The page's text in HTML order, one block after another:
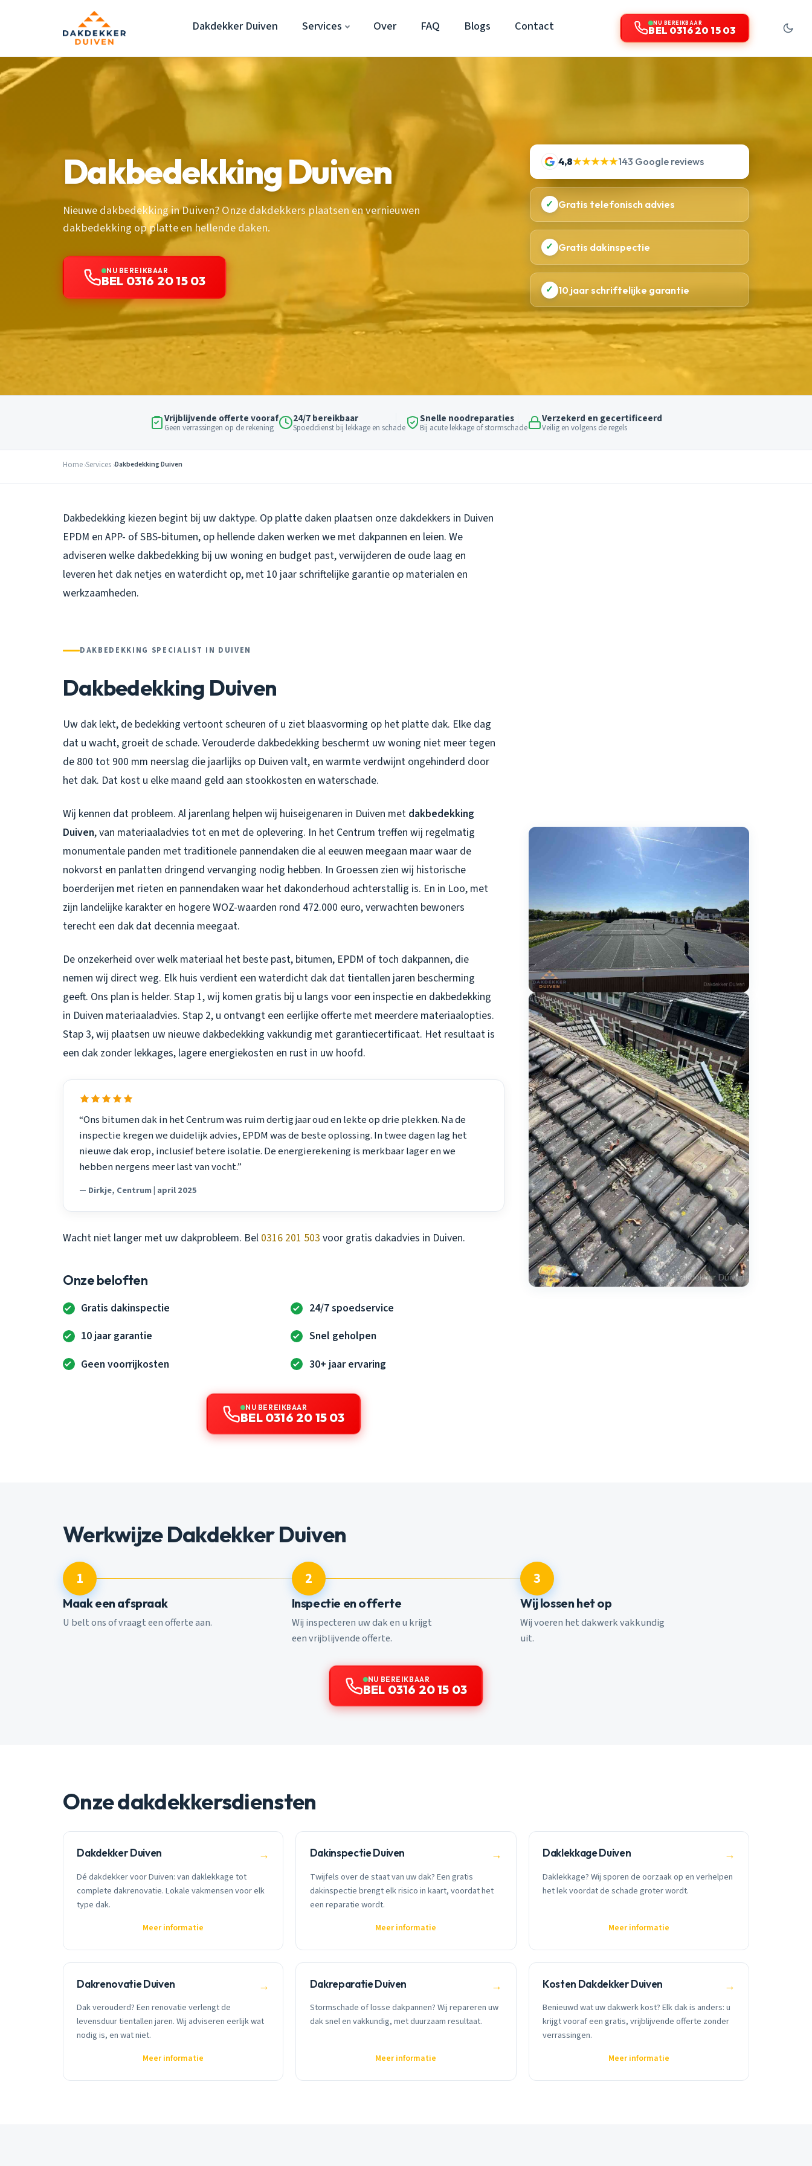
Dakdekker Duiven Services Over FAQ Blogs Contact NU BEREIKBAAR
BEL 0316 20 15 03
Dakbedekking Duiven
Nieuwe dakbedekking in Duiven? Onze dakdekkers plaatsen en vernieuwen
dakbedekking op platte en hellende daken.
NU BEREIKBAAR
BEL 0316 20 15 03
4,8★★★★★143 Google reviews
✓ Gratis telefonisch advies
✓ Gratis dakinspectie
✓ 10 jaar schriftelijke garantie
Vrijblijvende offerte vooraf
Geen verrassingen op de rekening
24/7 bereikbaar
Spoeddienst bij lekkage en schade
Snelle noodreparaties
Bij acute lekkage of stormschade
Verzekerd en gecertificeerd
Veilig en volgens de regels
Home Services Dakbedekking Duiven
Dakbedekking kiezen begint bij uw daktype. Op platte daken plaatsen onze dakdekkers in Duiven
EPDM en APP- of SBS-bitumen, op hellende daken werken we met dakpannen en leien. We
adviseren welke dakbedekking bij uw woning en budget past, verwijderen de oude laag en
leveren het dak netjes en waterdicht op, met 10 jaar schriftelijke garantie op materialen en
werkzaamheden.
DAKBEDEKKING SPECIALIST IN DUIVEN
Dakbedekking Duiven
Uw dak lekt, de bedekking vertoont scheuren of u ziet blaasvorming op het platte dak. Elke dag
dat u wacht, groeit de schade. Verouderde dakbedekking beschermt uw woning niet meer tegen
de 800 tot 900 mm neerslag die jaarlijks op Duiven valt, en warmte verdwijnt ongehinderd door
het dak. Dat kost u elke maand geld aan stookkosten en waterschade.
Wij kennen dat probleem. Al jarenlang helpen wij huiseigenaren in Duiven met dakbedekking
Duiven, van materiaaladvies tot en met de oplevering. In het Centrum treffen wij regelmatig
monumentale panden met traditionele pannendaken die al eeuwen meegaan maar waar de
nokvorst en panlatten dringend vervanging nodig hebben. In Groessen zien wij historische
boerderijen met rieten en pannendaken waar het dakonderhoud achterstallig is. En in Loo, met
zijn landelijke karakter en hogere WOZ-waarden rond 472.000 euro, verwachten bewoners
terecht een dak dat decennia meegaat.
De onzekerheid over welk materiaal het beste past, bitumen, EPDM of toch dakpannen, die
nemen wij direct weg. Elk huis verdient een waterdicht dak dat tientallen jaren bescherming
geeft. Ons plan is helder. Stap 1, wij komen gratis bij u langs voor een inspectie en dakbedekking
in Duiven materiaaladvies. Stap 2, u ontvangt een eerlijke offerte met meerdere materiaalopties.
Stap 3, wij plaatsen uw nieuwe dakbedekking vakkundig met garantiecertificaat. Het resultaat is
een dak zonder lekkages, lagere energiekosten en rust in uw hoofd.
“Ons bitumen dak in het Centrum was ruim dertig jaar oud en lekte op drie plekken. Na de
inspectie kregen we duidelijk advies, EPDM was de beste oplossing. In twee dagen lag het
nieuwe dak erop, inclusief betere isolatie. De energierekening is merkbaar lager en we
hebben nergens meer last van vocht.”
— Dirkje, Centrum | april 2025
Wacht niet langer met uw dakprobleem. Bel 0316 201 503 voor gratis dakadvies in Duiven.
Onze beloften
Gratis dakinspectie
24/7 spoedservice
10 jaar garantie
Snel geholpen
Geen voorrijkosten
30+ jaar ervaring
NU BEREIKBAAR
BEL 0316 20 15 03
Werkwijze Dakdekker Duiven
1
Maak een afspraak
U belt ons of vraagt een offerte aan.
2
Inspectie en offerte
Wij inspecteren uw dak en u krijgt
een vrijblijvende offerte.
3
Wij lossen het op
Wij voeren het dakwerk vakkundig
uit.
NU BEREIKBAAR
BEL 0316 20 15 03
Onze dakdekkersdiensten
Dakdekker Duiven →
Dé dakdekker voor Duiven: van daklekkage tot
complete dakrenovatie. Lokale vakmensen voor elk
type dak.
Meer informatie
Dakinspectie Duiven →
Twijfels over de staat van uw dak? Een gratis
dakinspectie brengt elk risico in kaart, voordat het
een reparatie wordt.
Meer informatie
Daklekkage Duiven →
Daklekkage? Wij sporen de oorzaak op en verhelpen
het lek voordat de schade groter wordt.
Meer informatie
Dakrenovatie Duiven →
Dak verouderd? Een renovatie verlengt de
levensduur tientallen jaren. Wij adviseren eerlijk wat
nodig is, en wat niet.
Meer informatie
Dakreparatie Duiven →
Stormschade of losse dakpannen? Wij repareren uw
dak snel en vakkundig, met duurzaam resultaat.
Meer informatie
Kosten Dakdekker Duiven →
Benieuwd wat uw dakwerk kost? Elk dak is anders: u
krijgt vooraf een gratis, vrijblijvende offerte zonder
verrassingen.
Meer informatie